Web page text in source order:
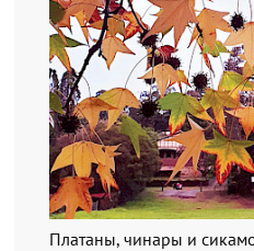
Платаны, чинары и